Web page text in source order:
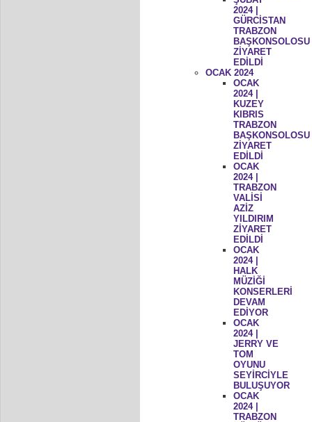
2024 |
GÜRCİSTAN
TRABZON
BAŞKONSOLOSU
ZİYARET
EDİLDİ
OCAK 2024
OCAK
2024 |
KUZEY
KIBRIS
TRABZON
BAŞKONSOLOSU
ZİYARET
EDİLDİ
OCAK
2024 |
TRABZON
VALİSİ
AZİZ
YILDIRIM
ZİYARET
EDİLDİ
OCAK
2024 |
HALK
MÜZİĞİ
KONSERLERİ
DEVAM
EDİYOR
OCAK
2024 |
JERRY VE
TOM
OYUNU
SEYİRCİYLE
BULUŞUYOR
OCAK
2024 |
TRABZON